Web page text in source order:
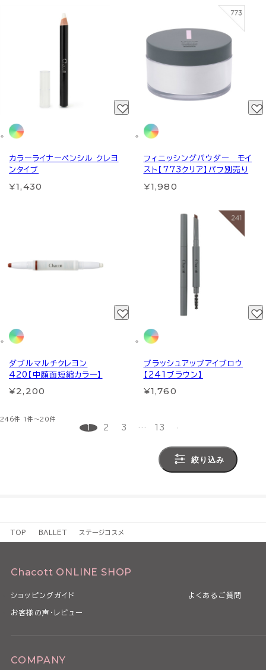
カラーライナーペンシル クレヨ
ンタイプ
¥1,430
フィニッシングパウダー モイ
スト【773クリア】パフ別売り
¥1,980
ダブルマルチクレヨン
420【中顔面短縮カラー】
¥2,200
ブラッシュアップアイブロウ
【241ブラウン】
¥1,760
246件 1件～20件
1 2 3 … 13
絞り込み
TOP BALLET ステージコスメ
Chacott ONLINE SHOP
ショッピングガイド よくあるご質問
お客様の声・レビュー
COMPANY